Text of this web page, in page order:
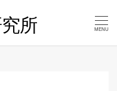
MENU